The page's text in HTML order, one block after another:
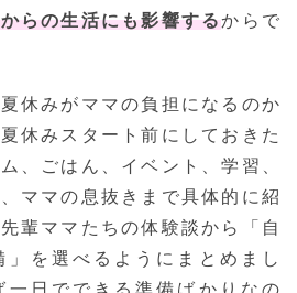
らの生活にも影響するからで
休みがママの負担になるのか
休みスタート前にしておきた
、ごはん、イベント、学習、
ママの息抜きまで具体的に紹
輩ママたちの体験談から「自
を選べるようにまとめまし
一日でできる準備ばかりなの